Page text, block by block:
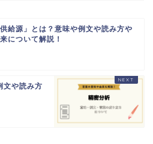
供給源」とは？意味や例文や読み方や
について解説！
文や読み方